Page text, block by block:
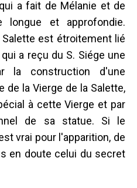
a fait de Mélanie et de
et approfondie.
est étroitement lié
a reçu du S. Siége une
la construction d'une
de la Vierge de la Salette,
à cette Vierge et par
de sa statue. Si le
vrai pour l'apparition, de
en doute celui du secret